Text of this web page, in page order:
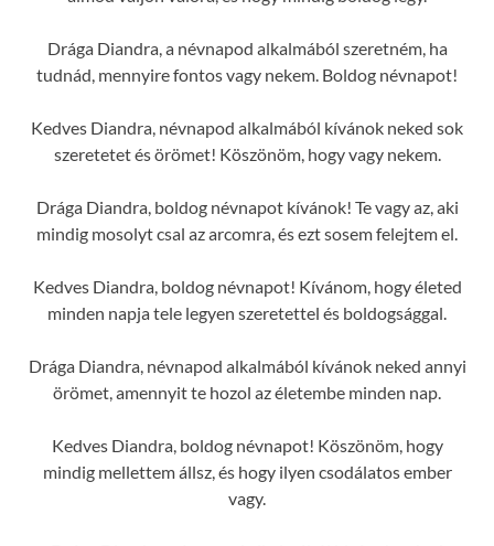
Drága Diandra, a névnapod alkalmából szeretném, ha
tudnád, mennyire fontos vagy nekem. Boldog névnapot!
Kedves Diandra, névnapod alkalmából kívánok neked sok
szeretetet és örömet! Köszönöm, hogy vagy nekem.
Drága Diandra, boldog névnapot kívánok! Te vagy az, aki
mindig mosolyt csal az arcomra, és ezt sosem felejtem el.
Kedves Diandra, boldog névnapot! Kívánom, hogy életed
minden napja tele legyen szeretettel és boldogsággal.
Drága Diandra, névnapod alkalmából kívánok neked annyi
örömet, amennyit te hozol az életembe minden nap.
Kedves Diandra, boldog névnapot! Köszönöm, hogy
mindig mellettem állsz, és hogy ilyen csodálatos ember
vagy.